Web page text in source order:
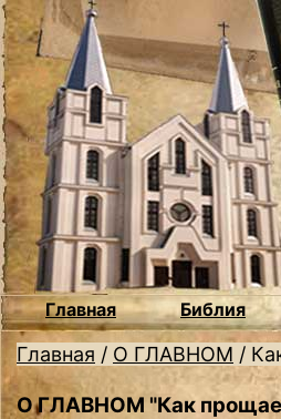
Главная Библия
Главная / О ГЛАВНОМ /
О ГЛАВНОМ "Как